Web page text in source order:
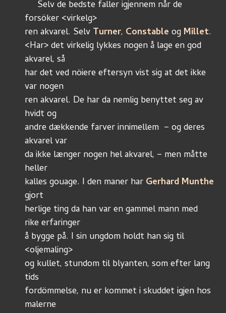
forsöker <virkelg>
ren akvarel. Selv Turner, Constable og Millet.
<Har> det virkelig lykkes nogen å lage en god
akvarel, så
har det ved nöiere eftersyn vist sig at det ikke
var nogen
ren akvarel. De har da nemlig benyttet seg av
hvidt og
andre dækkende farver innimellem  – og deres
akvarel var
da ikke længer nogen hel akvarel, – men måtte
heller
kalles gouage. I den maner har Gerhard Munthe
gjort
herlige ting da han var en gammel mann med
rike erfaringer
å bygge på. I sin ungdom holdt han sig til
<oljemaling>
og kullet, stundom til blyanten, som efter lang
tids
fordömmelse, nu er kommet i skuddet igjen hos
malerne